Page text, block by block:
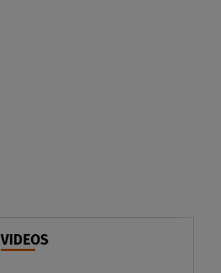
08.08.26 , 23:30
Greek Mafia: Χειροπέδες σε
«Πίτμπουλ» και «Μπουλντόγκ»
VIDEOS